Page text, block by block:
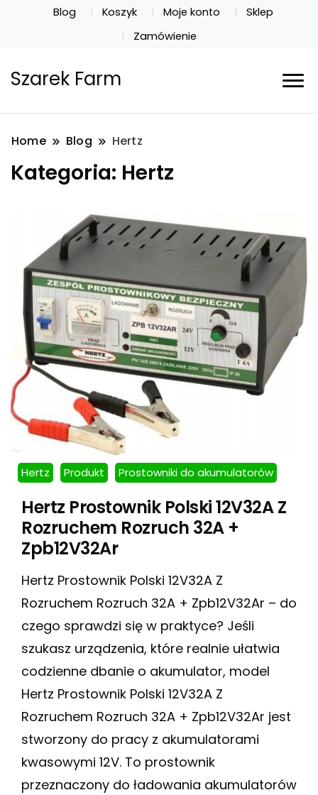
Blog Koszyk Moje konto
Sklep
Zamówienie
Szarek Farm
Home Blog Hertz
Kategoria: Hertz
Hertz Produkt Prostowniki do akumulatorów
Hertz Prostownik Polski 12V32A Z
Rozruchem Rozruch 32A +
Zpb12V32Ar
Hertz Prostownik Polski 12V32A Z
Rozruchem Rozruch 32A + Zpb12V32Ar – do
czego sprawdzi się w praktyce? Jeśli
szukasz urządzenia, które realnie ułatwia
codzienne dbanie o akumulator, model
Hertz Prostownik Polski 12V32A Z
Rozruchem Rozruch 32A + Zpb12V32Ar jest
stworzony do pracy z akumulatorami
kwasowymi 12V. To prostownik
przeznaczony do ładowania akumulatorów